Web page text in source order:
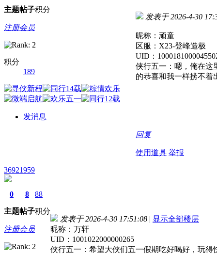
主题帖子积分
注册会员
积分
189
发消息
发表于 2026-4-30
昵称：顽童
区服：X23-登峰造极
UID：
侠行五一：嗯，俺在这
的恭喜和我一样捞不着
回复
使用道具 举报
36921959
0
主题
8
帖子
88
积分
注册会员
发表于 2026-4-30 17:51:08 | 显示全部楼层
昵称：万轩
UID：1001022000000265
侠行五一：希望大侠们五一假期吃好喝好，玩得